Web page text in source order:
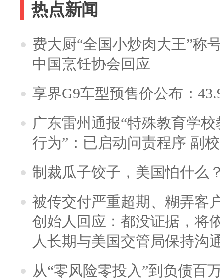
热点新闻
费大厨“全国小炒肉大王”称
中国烹饪协会回应
享界G9车型预售价公布：
广东雷州通报“特殊教育学
行为”：已启动问责程序 副
制裁瓜子饺子，美国怕什么
被传交付严重超期、糊弄客
创始人回应：都没证据，将
人长期与美国交管局保持沟
从“零风险零投入”到负债百